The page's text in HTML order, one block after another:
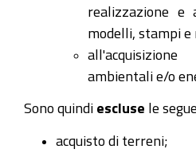
realizzazione e
modelli, stampi e
ambientali e/o
Sono quindi escluse le
acquisto di terreni;